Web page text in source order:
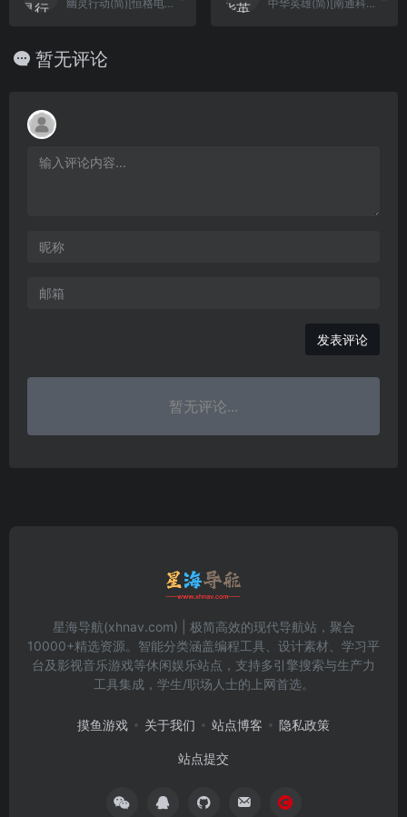
幽灵行动(简)[恒格电子](CN)[RPG](6Mb) 中华英雄(简)[南通科技](CN)[SLG](4Mb)
暂无评论
发表评论
暂无评论...
星海导航(xhnav.com) | 极简高效的现代导航站，聚合
10000+精选资源。智能分类涵盖编程工具、设计素材、学习平
台及影视音乐游戏等休闲娱乐站点，支持多引擎搜索与生产力
工具集成，学生/职场人士的上网首选。
摸鱼游戏 关于我们 站点博客 隐私政策
站点提交